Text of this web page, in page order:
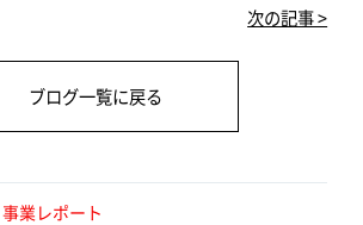
dI a
次の記事 >
ブログ一覧に戻る
事業レポート